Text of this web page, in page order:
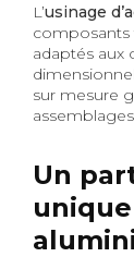
L’usinage
composants
adaptés aux
sur mesure
Un